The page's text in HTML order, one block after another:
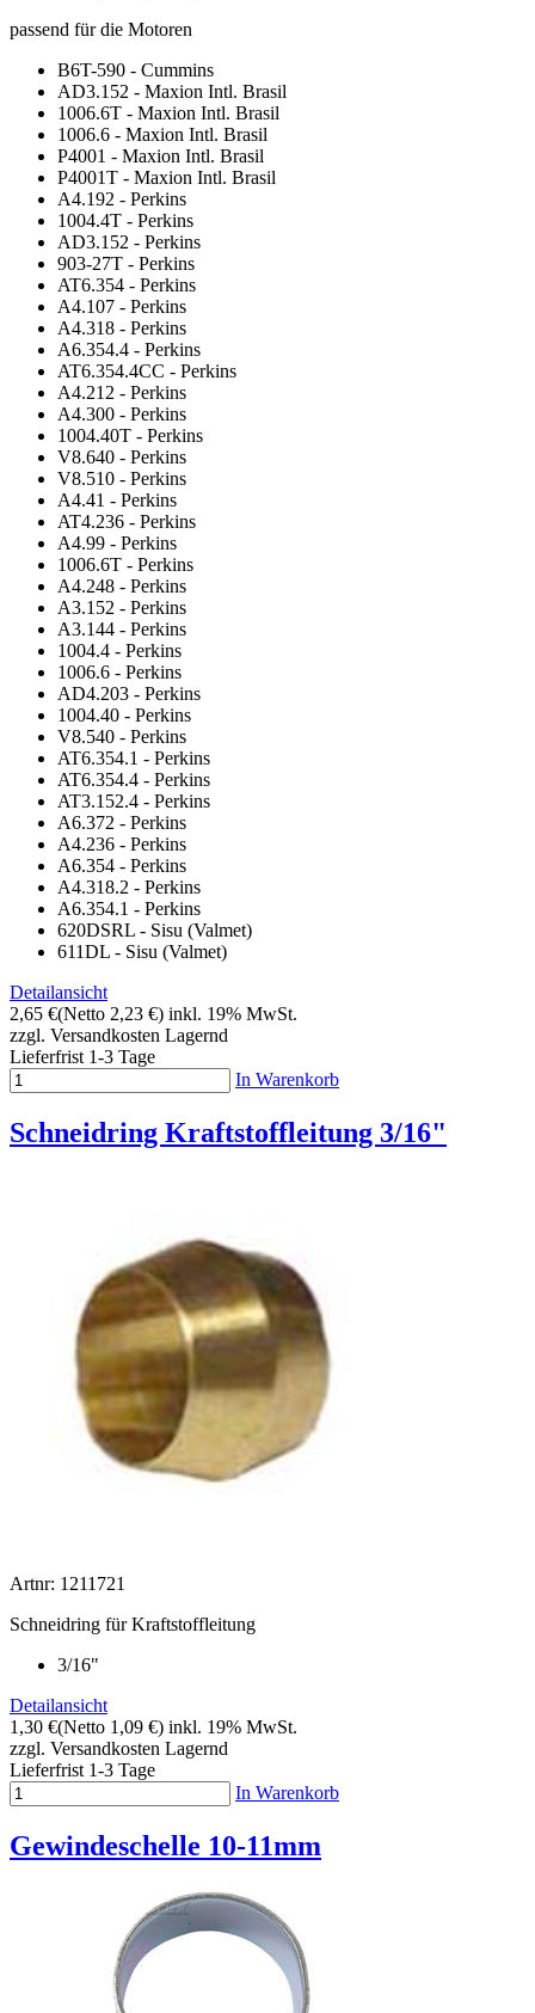
passend für die Motoren
B6T-590 - Cummins
AD3.152 - Maxion Intl. Brasil
1006.6T - Maxion Intl. Brasil
1006.6 - Maxion Intl. Brasil
P4001 - Maxion Intl. Brasil
P4001T - Maxion Intl. Brasil
A4.192 - Perkins
1004.4T - Perkins
AD3.152 - Perkins
903-27T - Perkins
AT6.354 - Perkins
A4.107 - Perkins
A4.318 - Perkins
A6.354.4 - Perkins
AT6.354.4CC - Perkins
A4.212 - Perkins
A4.300 - Perkins
1004.40T - Perkins
V8.640 - Perkins
V8.510 - Perkins
A4.41 - Perkins
AT4.236 - Perkins
A4.99 - Perkins
1006.6T - Perkins
A4.248 - Perkins
A3.152 - Perkins
A3.144 - Perkins
1004.4 - Perkins
1006.6 - Perkins
AD4.203 - Perkins
1004.40 - Perkins
V8.540 - Perkins
AT6.354.1 - Perkins
AT6.354.4 - Perkins
AT3.152.4 - Perkins
A6.372 - Perkins
A4.236 - Perkins
A6.354 - Perkins
A4.318.2 - Perkins
A6.354.1 - Perkins
620DSRL - Sisu (Valmet)
611DL - Sisu (Valmet)
Detailansicht
2,65 €(Netto 2,23 €) inkl. 19% MwSt.
zzgl. Versandkosten Lagernd
Lieferfrist 1-3 Tage
In Warenkorb
Schneidring Kraftstoffleitung 3/16"
Artnr: 1211721
Schneidring für Kraftstoffleitung
3/16"
Detailansicht
1,30 €(Netto 1,09 €) inkl. 19% MwSt.
zzgl. Versandkosten Lagernd
Lieferfrist 1-3 Tage
In Warenkorb
Gewindeschelle 10-11mm